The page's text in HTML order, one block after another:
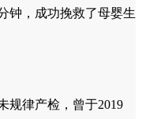
钟，成功挽救了母婴生
规律产检，曾于2019